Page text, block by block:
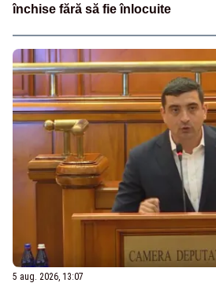
închise fără să fie înlocuite
5 aug. 2026, 13:07